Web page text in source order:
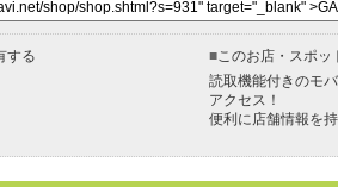
する ■このお店・スポッ
読取機能付きのモ
アクセス！
便利に店舗情報を